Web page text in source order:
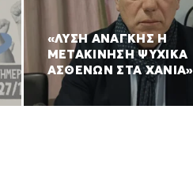
«ΛΥΣΗ ΑΝΑΓΚΗΣ Η
ΜΕΤΑΚΙΝΗΣΗ ΨΥΧΙΚΑ
ΑΣΘΕΝΩΝ ΣΤΑ ΧΑΝΙΑ»